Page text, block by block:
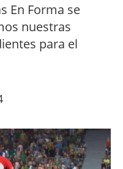
En Forma se
nuestras
para el